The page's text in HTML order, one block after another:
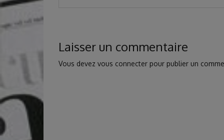
Laisser un commentaire
Vous devez vous connecter pour publier un